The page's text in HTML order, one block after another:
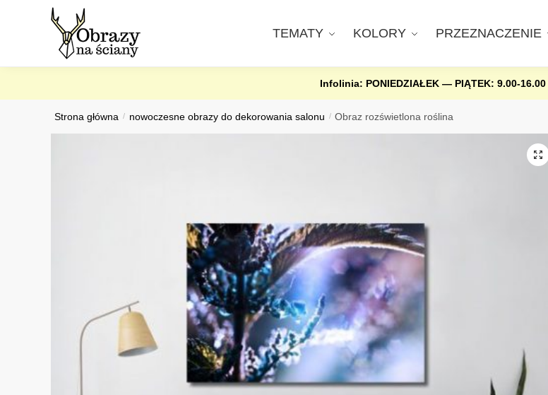
TEMATY KOLORY PRZEZNACZENIE
Infolinia: PONIEDZIAŁEK — PIĄTEK: 9.00-16.00
Strona główna / nowoczesne obrazy do dekorowania salonu / Obraz rozświetlona roślina